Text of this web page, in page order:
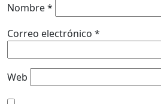
Nombre*
Correo electrónico *
Web